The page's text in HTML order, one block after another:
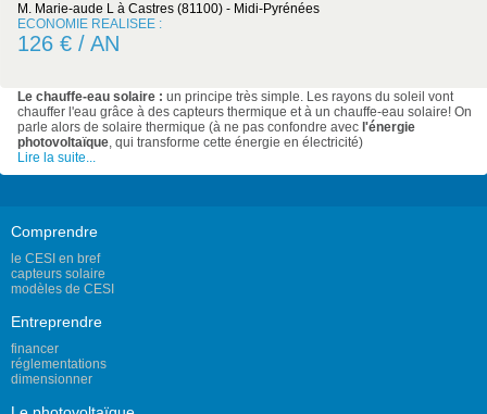
M. Marie-aude L à Castres (81100) - Midi-Pyrénées
ECONOMIE REALISEE :
126 € / AN
Le chauffe-eau solaire : un principe très simple. Les rayons du soleil vont
chauffer l'eau grâce à des capteurs thermique et à un chauffe-eau solaire! On
parle alors de solaire thermique (à ne pas confondre avec l'énergie
photovoltaïque , qui transforme cette énergie en électricité)
Lire la suite...
Comprendre
le CESI en bref
capteurs solaire
modèles de CESI
Entreprendre
financer
réglementations
dimensionner